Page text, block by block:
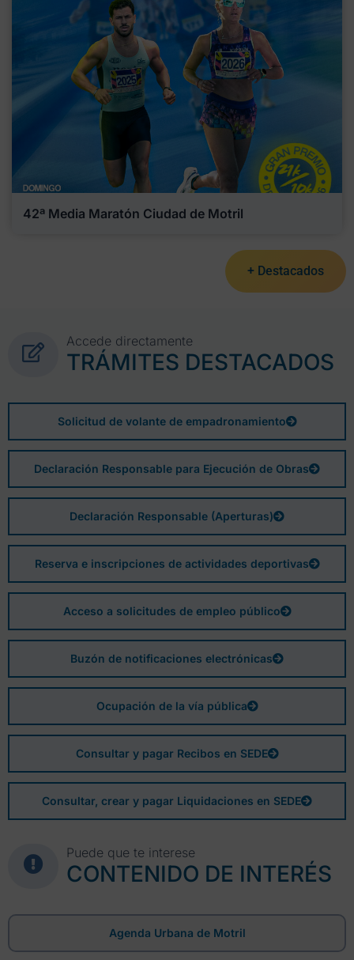
42ª Media Maratón Ciudad de Motril
+ Destacados
Accede directamente
TRÁMITES DESTACADOS
Solicitud de volante de empadronamiento
Declaración Responsable para Ejecución de Obras
Declaración Responsable (Aperturas)
Reserva e inscripciones de actividades deportivas
Acceso a solicitudes de empleo público
Buzón de notificaciones electrónicas
Ocupación de la vía pública
Consultar y pagar Recibos en SEDE
Consultar, crear y pagar Liquidaciones en SEDE
Puede que te interese
CONTENIDO DE INTERÉS
Agenda Urbana de Motril